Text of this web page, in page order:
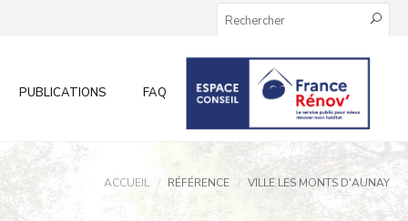
PUBLICATIONS FAQ INFOS AUX PARTICULIERS
ACCUEIL RÉFÉRENCE VILLE LES MONTS D'AUNAY